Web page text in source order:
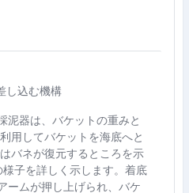
し込む機構
器は、バケットの重みと
用してバケットを海底へと
バネが復元するところを示
様子を詳しく示します。着底
ームが押し上げられ、バケ